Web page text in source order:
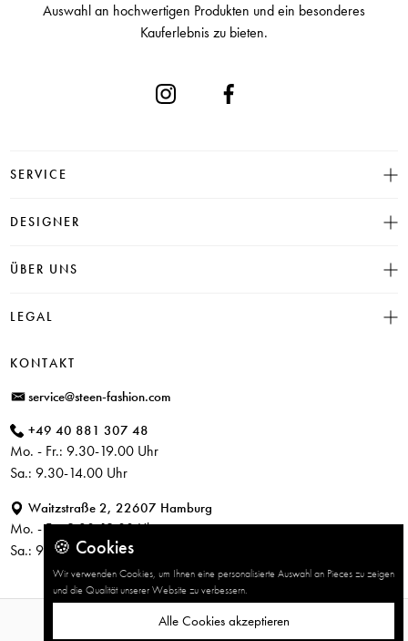
Auswahl an hochwertigen Produkten und ein besonderes
Kauferlebnis zu bieten.
SERVICE
Größentabelle
Häufige Fragen
Rücksendung
DESIGNER
INSIEME
JUVIA
CANDICE COOPER
+ Mehr Designer
ÜBER UNS
Historie
LEGAL
Impressum
KONTAKT
service@steen-fashion.com
+49 40 881 307 48
Mo. - Fr.: 9.30-19.00 Uhr
Sa.: 9.30-14.00 Uhr
Waitzstraße 2, 22607 Hamburg
Mo. - Fr.: 9.30-19.00 Uhr
Sa.: 9.30-14.00 Uhr
🍪 Cookies
Wir verwenden Cookies, um Ihnen eine personalisierte Auswahl an Pieces zu zeigen
und die Qualität unserer Website zu verbessern.
Alle Cookies akzeptieren